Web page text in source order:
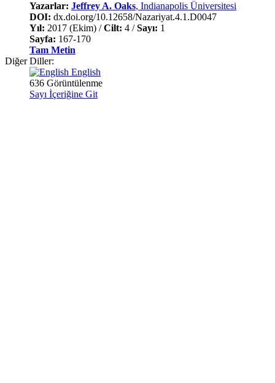
Yazarlar: Jeffrey A. Oaks, Indianapolis Üniversitesi
DOI: dx.doi.org/10.12658/Nazariyat.4.1.D0047
Yıl: 2017 (Ekim) /Cilt: 4 /Sayı: 1
Sayfa: 167-170
Tam Metin
Diğer Diller:
English
636 Görüntülenme
Sayı İçeriğine Git